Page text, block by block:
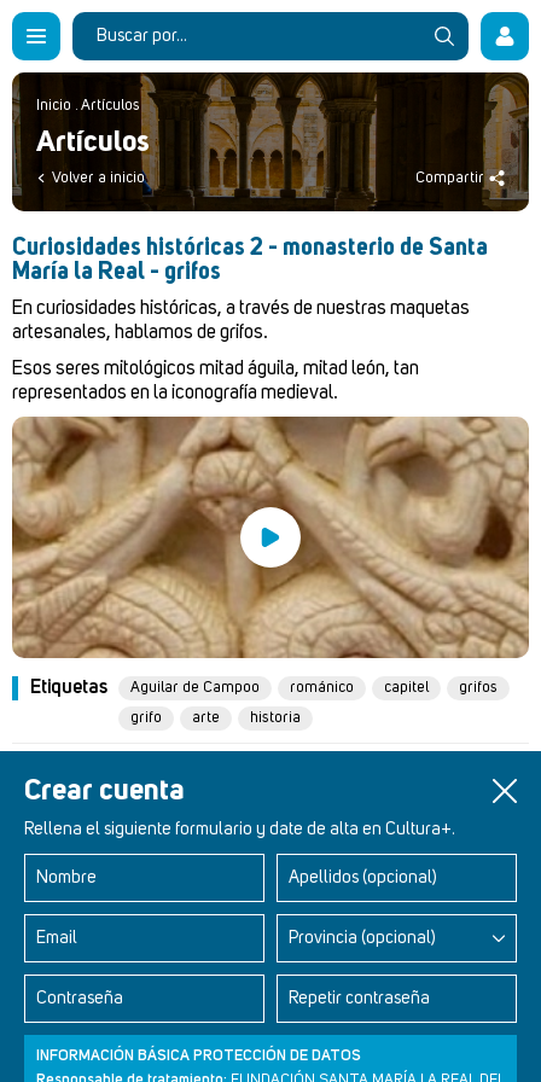
Crear cuenta
Rellena el siguiente formulario y date de alta en Cultura+.
Nombre Apellidos (opcional)
Email Provincia (opcional)
Contraseña Repetir contraseña
INFORMACIÓN BÁSICA PROTECCIÓN DE DATOS
Inicio . Artículos
Artículos
Volver a inicio Compartir
Curiosidades históricas 2 - monasterio de Santa
María la Real - grifos
En curiosidades históricas, a través de nuestras maquetas
artesanales, hablamos de grifos.
Esos seres mitológicos mitad águila, mitad león, tan
representados en la iconografía medieval.
Etiquetas Aguilar de Campoo románico capitel
grifos
grifo
arte historia
Retablos Renacentistas Este de León